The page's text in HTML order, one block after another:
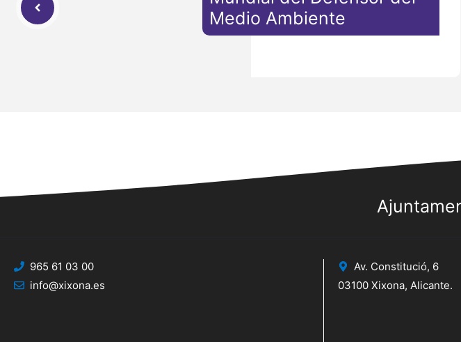
Medio Ambiente
965 61 03 00
info@xixona.es
Av. Constitució, 6
03100 Xixona, Alicante.